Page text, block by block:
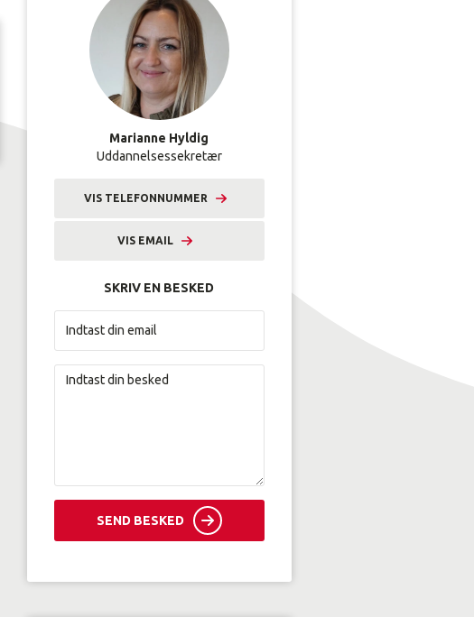
Marianne Hyldig
Uddannelsessekretær
VIS TELEFONNUMMER
VIS EMAIL
mhyl@amunordjylland.dk
SKRIV EN BESKED
SEND BESKED